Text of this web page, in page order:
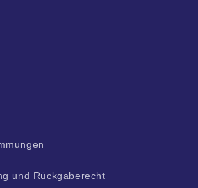
und Rückgaberecht